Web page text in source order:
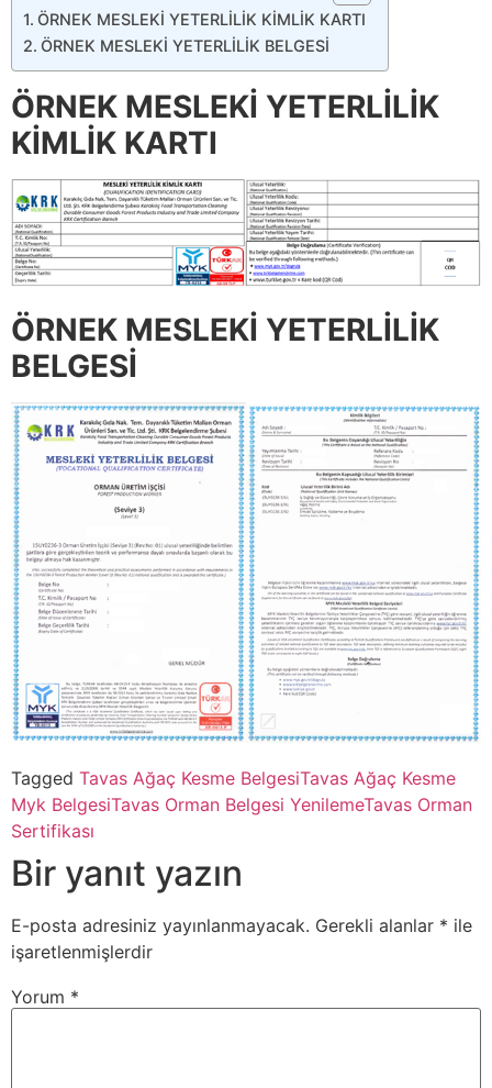
ÖRNEK MESLEKİ YETERLİLİK KİMLİK KARTI
ÖRNEK MESLEKİ YETERLİLİK BELGESİ
ÖRNEK MESLEKİ YETERLİLİK
KİMLİK KARTI
ÖRNEK MESLEKİ YETERLİLİK
BELGESİ
Tagged Tavas Ağaç Kesme BelgesiTavas Ağaç Kesme
Myk BelgesiTavas Orman Belgesi YenilemeTavas Orman
Sertifikası
Bir yanıt yazın
E-posta adresiniz yayınlanmayacak. Gerekli alanlar * ile
işaretlenmişlerdir
Yorum *